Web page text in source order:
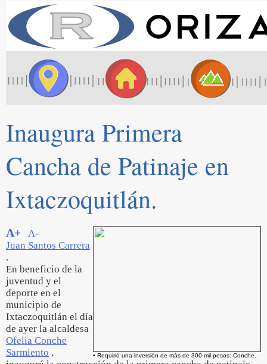
Inaugura Primera
Cancha de Patinaje en
Ixtaczoquitlán.
• Requirió una inversión de más de 300 mil pesos: Conche.
A+
A-
Juan Santos Carrera
.
En beneficio de la
juventud y el
deporte en el
municipio de
Ixtaczoquitlán el día
de ayer la alcaldesa
Ofelia Conche
Sarmiento ,